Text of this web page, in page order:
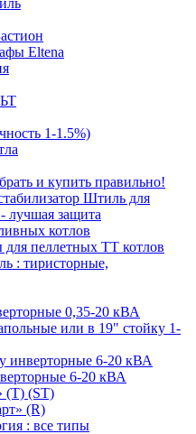
Eltena
1-1.5%)
и купить правильно!
Штиль для
- лучшая защита
котлов
для пеллетных ТТ котлов
: тиристорные,
0,35-20 кВА
или в 19" стойку 1-
инверторные 6-20 кВА
6-20 кВА
(T) (ST)
(R)
: все типы